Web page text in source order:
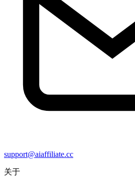
support@aiaffiliate.cc
关于